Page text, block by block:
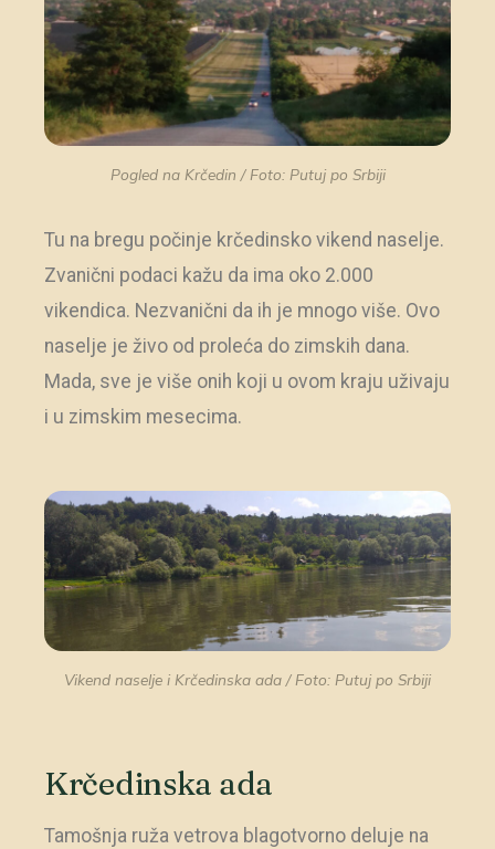
Pogled na Krčedin / Foto: Putuj po Srbiji
Tu na bregu počinje krčedinsko vikend naselje.
Zvanični podaci kažu da ima oko 2.000
vikendica. Nezvanični da ih je mnogo više. Ovo
naselje je živo od proleća do zimskih dana.
Mada, sve je više onih koji u ovom kraju uživaju
i u zimskim mesecima.
Vikend naselje i Krčedinska ada / Foto: Putuj po Srbiji
Krčedinska ada
Tamošnja ruža vetrova blagotvorno deluje na